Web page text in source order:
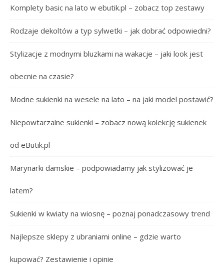
Komplety basic na lato w ebutik.pl – zobacz top zestawy
Rodzaje dekoltów a typ sylwetki – jak dobrać odpowiedni?
Stylizacje z modnymi bluzkami na wakacje – jaki look jest
obecnie na czasie?
Modne sukienki na wesele na lato – na jaki model postawić?
Niepowtarzalne sukienki – zobacz nową kolekcję sukienek
od eButik.pl
Marynarki damskie – podpowiadamy jak stylizować je
latem?
Sukienki w kwiaty na wiosnę – poznaj ponadczasowy trend
Najlepsze sklepy z ubraniami online – gdzie warto
kupować? Zestawienie i opinie